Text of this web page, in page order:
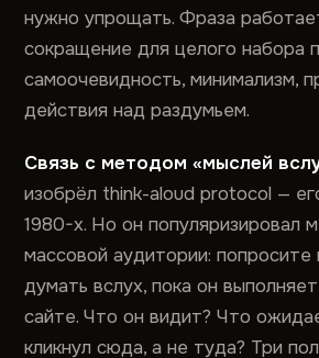
нужно упрощать. Фраза
сокращение для целого набора
самоочевидность, минимализм,
действия над раздумьем.
Связь с методом «мыслей
изобрёл think-aloud protocol —
1980-х. Но он популяризировал
массовой аудитории: попросите
думать вслух, пока он
сайте. Что он видит? Что
кликнул сюда, а не туда? Три